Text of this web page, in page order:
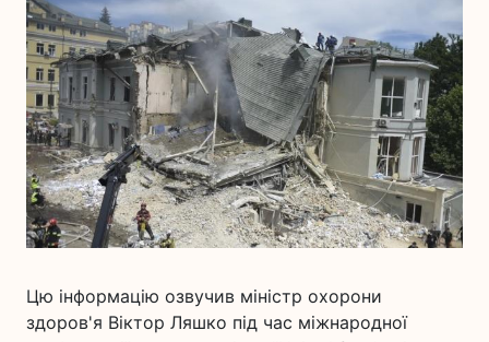
Цю інформацію озвучив міністр охорони
здоров'я Віктор Ляшко під час міжнародної